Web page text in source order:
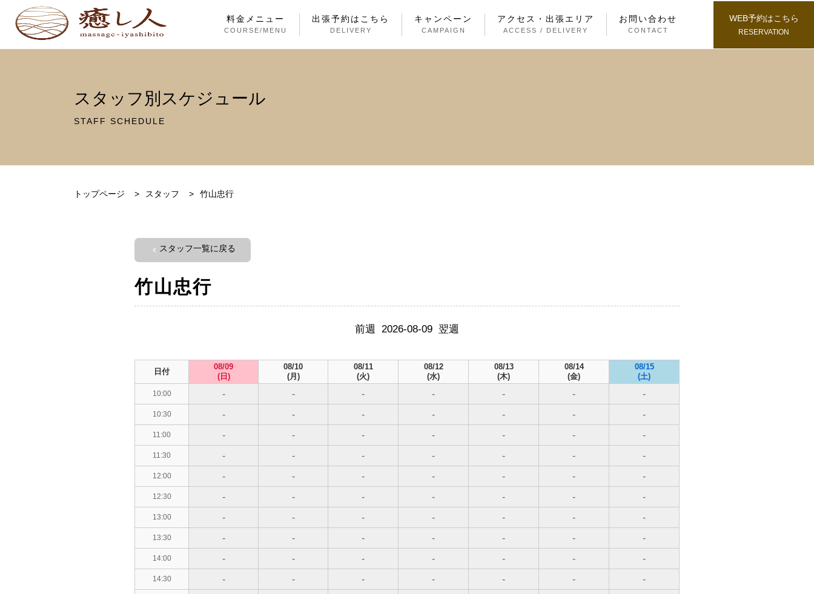
料金メニュー
COURSE/MENU
出張予約はこちら
DELIVERY
キャンペーン
CAMPAIGN
アクセス・出張エリア
ACCESS / DELIVERY
お問い合わせ
CONTACT
WEB予約はこちら
RESERVATION
スタッフ別スケジュール
STAFF SCHEDULE
トップページ > スタッフ > 竹山忠行
chevron_left スタッフ一覧に戻る
竹山忠行
前週 2026-08-09 翌週
日付
08/09
(日)
08/10
(月)
08/11
(火)
08/12
(水)
08/13
(木)
08/14
(金)
08/15
(土)
10:00 - - - - - - -
10:30 - - - - - - -
11:00 - - - - - - -
11:30 - - - - - - -
12:00 - - - - - - -
12:30 - - - - - - -
13:00 - - - - - - -
13:30 - - - - - - -
14:00 - - - - - - -
14:30 - - - - - - -